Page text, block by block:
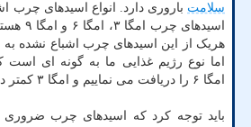
سلامت باروری دارد. انواع اسیدهای چرب
اسیدهای
هریک از این اسیدهای چرب اشباع نشده به
اما نوع رژیم غذایی ما به گونه ای
امگا ۶ را دریافت می نماییم و امگا ۳ کمتر دریافت می شود.
باید توجه کرد که اسیدهای چرب ضروری